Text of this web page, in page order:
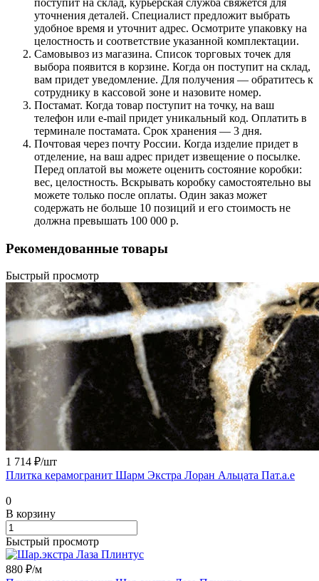
уточнения деталей. Специалист предложит выбрать
удобное время и уточнит адрес. Осмотрите упаковку на
целостность и соответствие указанной комплектации.
Самовывоз из магазина. Список торговых точек для
выбора появится в корзине. Когда он поступит на склад,
вам придет уведомление. Для получения — обратитесь к
сотруднику в кассовой зоне и назовите номер.
Постамат. Когда товар поступит на точку, на ваш
телефон или e-mail придет уникальный код. Оплатить в
терминале постамата. Срок хранения — 3 дня.
Почтовая через почту России. Когда изделие придет в
отделение, на ваш адрес придет извещение о посылке.
Перед оплатой вы можете оценить состояние коробки:
вес, целостность. Вскрывать коробку самостоятельно вы
можете только после оплаты. Один заказ может
содержать не больше 10 позиций и его стоимость не
должна превышать 100 000 р.
Рекомендованные товары
Быстрый просмотр
1 714 ₽/шт
Плитка керамогранит Шарм Экстра Лоран Альцата Пат.а.е
0
В корзину
Быстрый просмотр
880 ₽/м